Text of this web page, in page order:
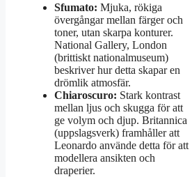
Sfumato: Mjuka, rökiga
övergångar mellan färger och
toner, utan skarpa konturer.
National Gallery, London
(brittiskt nationalmuseum)
beskriver hur detta skapar en
drömlik atmosfär.
Chiaroscuro: Stark kontrast
mellan ljus och skugga för att
ge volym och djup. Britannica
(uppslagsverk) framhåller att
Leonardo använde detta för att
modellera ansikten och
draperier.